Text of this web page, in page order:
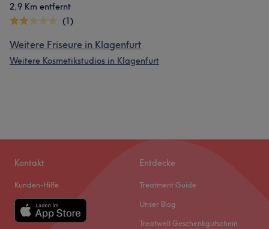
2,9 Km entfernt
(1)
Weitere Friseure in Klagenfurt
Weitere Kosmetikstudios in Klagenfurt
Kontakt
Kunden-Hilfe
Entdecke
Treatment Guide
Unser Blog
Treatwell Geschenkgutschein